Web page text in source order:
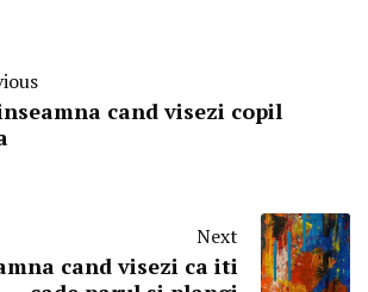
cand visezi copil
Next
cand visezi ca iti